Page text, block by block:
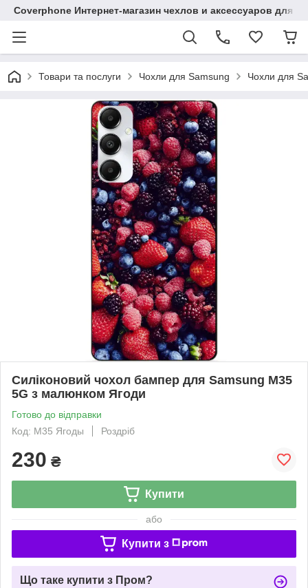
Coverphone Интернет-магазин чехлов и аксессуаров для
Товари та послуги Чохли для Samsung Чохли для
Силіконовий чохол бампер для Samsung M35
5G з малюнком Ягоди
Готово до відправки
Код: M35 Ягоды
Роздріб
230 ₴
Купити
або
Купити з
Що таке купити з Пром?